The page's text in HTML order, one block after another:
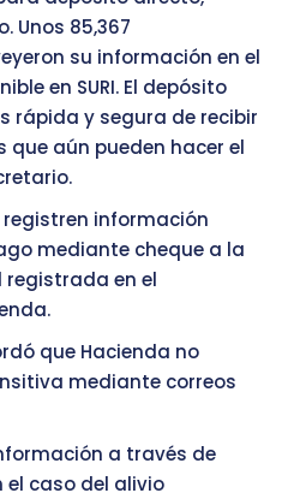
Unos 85,367
su información en el
en SURI. El depósito
rápida y segura de recibir
que aún pueden hacer el
información
mediante cheque a la
en el
que Hacienda no
mediante correos
a través de
el caso del alivio